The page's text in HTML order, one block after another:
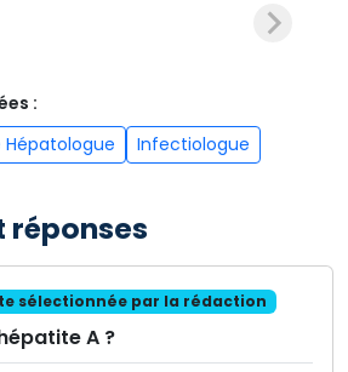
:
Infectiologue
réponses
sélectionnée par la rédaction
A ?